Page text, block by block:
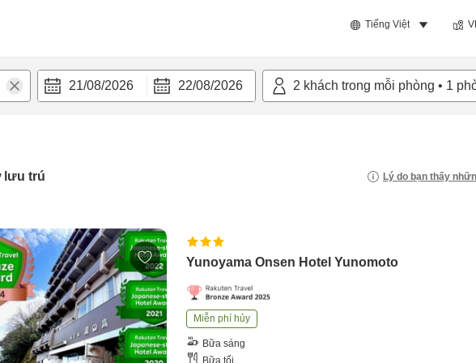
Tiếng Việt
21/08/2026 22/08/2026 2 khách trong mỗi phòng • 1
lưu trú Lý do bạn thấy
Yunoyama Onsen Hotel Yunomoto
Miễn phí hủy
Bữa sáng
Bữa tối